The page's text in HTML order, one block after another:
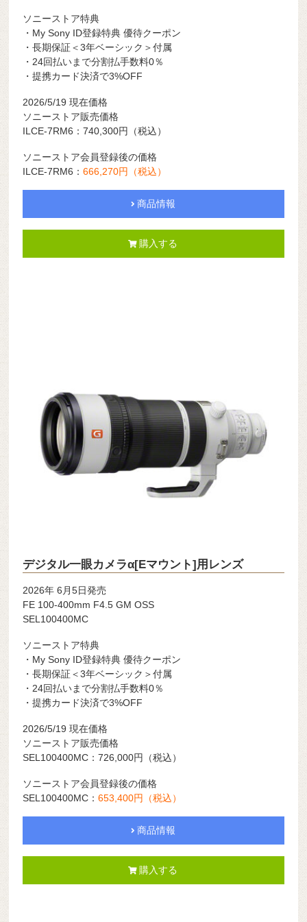
ソニーストア特典
・My Sony ID登録特典 優待クーポン
・長期保証＜3年ベーシック＞付属
・24回払いまで分割払手数料0％
・提携カード決済で3%OFF
2026/5/19 現在価格
ソニーストア販売価格
ILCE-7RM6：740,300円（税込）
ソニーストア会員登録後の価格
ILCE-7RM6：666,270円（税込）
商品情報
購入する
デジタル一眼カメラα[Eマウント]用レンズ
2026年 6月5日発売
FE 100-400mm F4.5 GM OSS
SEL100400MC
ソニーストア特典
・My Sony ID登録特典 優待クーポン
・長期保証＜3年ベーシック＞付属
・24回払いまで分割払手数料0％
・提携カード決済で3%OFF
2026/5/19 現在価格
ソニーストア販売価格
SEL100400MC：726,000円
（税込）
ソニーストア会員登録後の価格
SEL100400MC：653,400円（税込）
商品情報
購入する